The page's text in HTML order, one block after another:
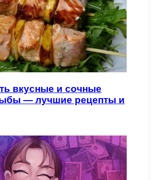
вкусные и сочные
— лучшие рецепты и